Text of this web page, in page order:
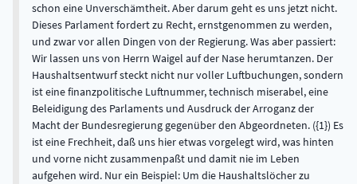
schon eine Unverschämtheit. Aber darum geht es uns jetzt nicht.
Dieses Parlament fordert zu Recht, ernstgenommen zu werden,
und zwar vor allen Dingen von der Regierung. Was aber passiert:
Wir lassen uns von Herrn Waigel auf der Nase herumtanzen. Der
Haushaltsentwurf steckt nicht nur voller Luftbuchungen, sondern
ist eine finanzpolitische Luftnummer, technisch miserabel, eine
Beleidigung des Parlaments und Ausdruck der Arroganz der
Macht der Bundesregierung gegenüber den Abgeordneten. ({1}) Es
ist eine Frechheit, daß uns hier etwas vorgelegt wird, was hinten
und vorne nicht zusammenpaßt und damit nie im Leben
aufgehen wird. Nur ein Beispiel: Um die Haushaltslöcher zu